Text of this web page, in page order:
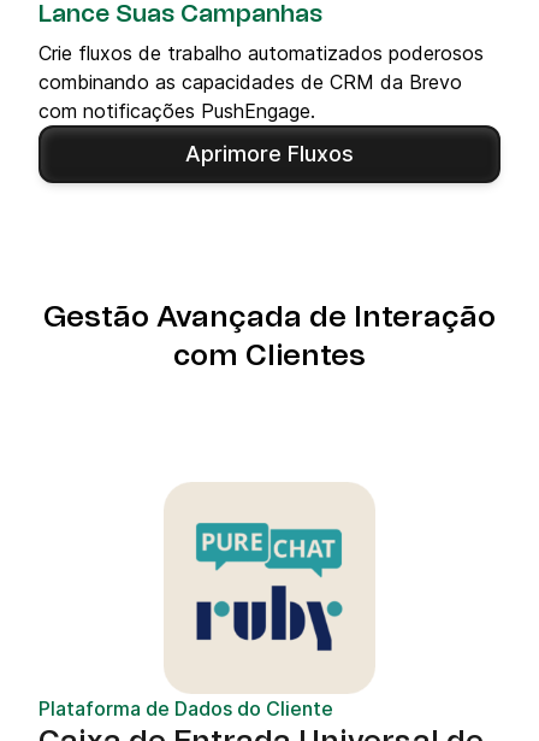
Lance Suas Campanhas
Crie fluxos de trabalho automatizados poderosos
combinando as capacidades de CRM da Brevo
com notificações PushEngage.
Aprimore Fluxos
Gestão Avançada de Interação
com Clientes
Plataforma de Dados do Cliente